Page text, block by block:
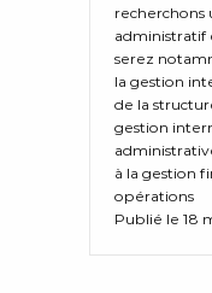
recherchons
administratif
serez
la gestion
de la
gestion
à la gestion
opérations
Publié le 18